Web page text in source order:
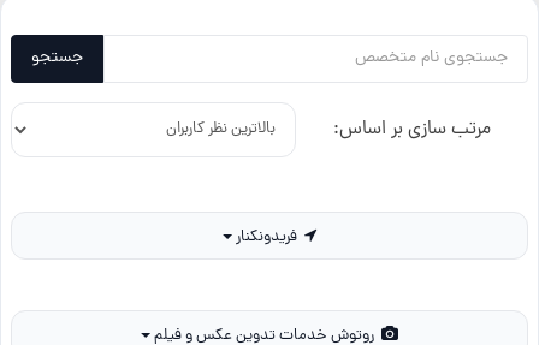
جستجو
مرتب سازی بر اساس: